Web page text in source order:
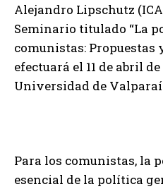
Alejandro Lipschutz
Seminario titulado “La
comunistas: Propuestas
efectuará el 11 de abril
Universidad de
Para los comunistas, la
esencial de la política